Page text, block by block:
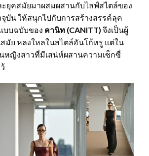
ยุคสมัยมาผสมผสานกับไลฟ์สไตล์ของ
บัน ให้สนุกไปกับการสร้างสรรค์ลุค
บบฉบับของ คานิท (CANITT) จึงเป็นผู้
ย หลงใหลในสไตล์อันโก้หรู แต่ใน
หญิงสาวที่มีเสน่ห์ผสานความเซ็กซี่